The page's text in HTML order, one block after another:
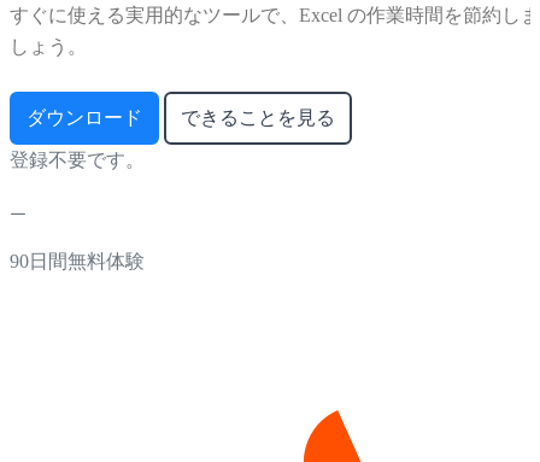
すぐに使える実用的なツールで、Excel の作業時間を節約しま
しょう。
ダウンロード できることを見る
登録不要です。
90日間無料体験